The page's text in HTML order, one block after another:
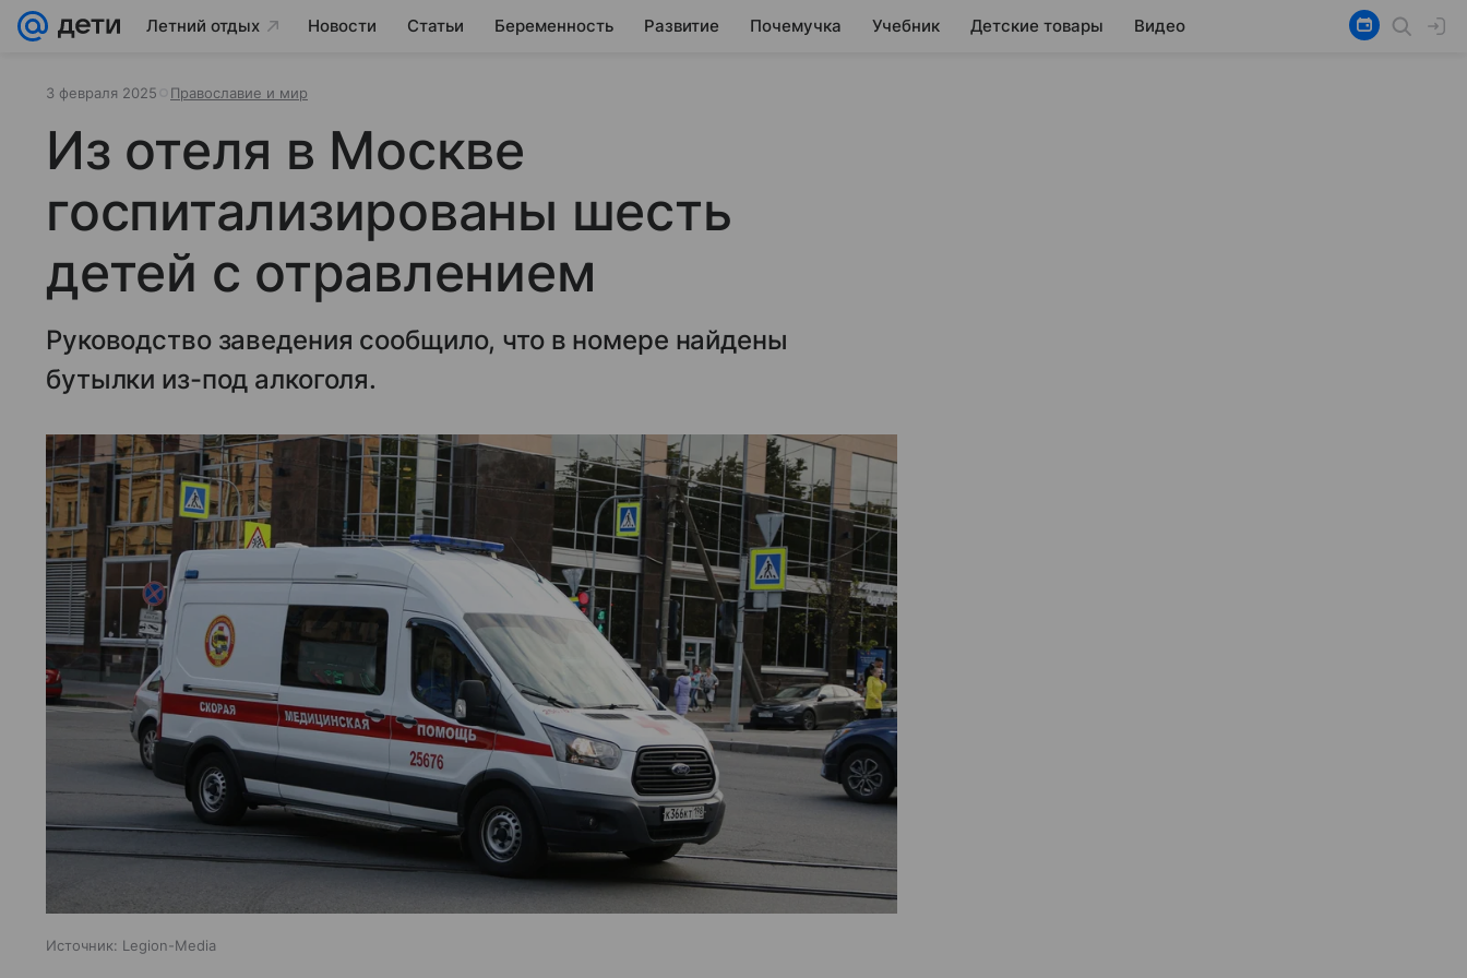
Летний отдых Новости Статьи Беременность Развитие Почемучка Учебник Детские товары Видео
3 февраля 2025 Православие и мир
Из отеля в Москве
госпитализированы шесть
детей с отравлением
Руководство заведения сообщило, что в номере найдены
бутылки из-под алкоголя.
Источник: Legion-Media